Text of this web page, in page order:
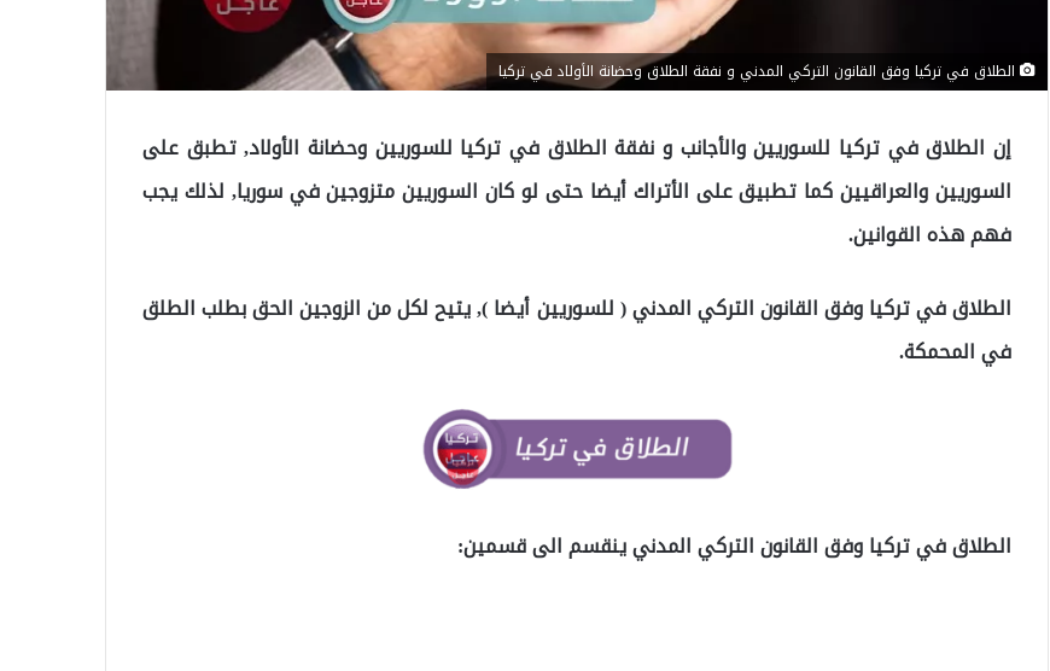
الطلاق في تركيا وفق القانون التركي المدني و نفقة الطلاق وحضانة الأولاد في تركيا
إن الطلاق في تركيا للسوريين والأجانب و نفقة الطلاق في تركيا للسوريين وحضانة الأولاد, تطبق على
السوريين والعراقيين كما تطبيق على الأتراك أيضا حتى لو كان السوريين متزوجين في سوريا, لذلك يجب
فهم هذه القوانين.
الطلاق في تركيا وفق القانون التركي المدني ( للسوريين أيضا ), يتيح لكل من الزوجين الحق بطلب الطلق
في المحمكة.
الطلاق في تركيا وفق القانون التركي المدني ينقسم الى قسمين: